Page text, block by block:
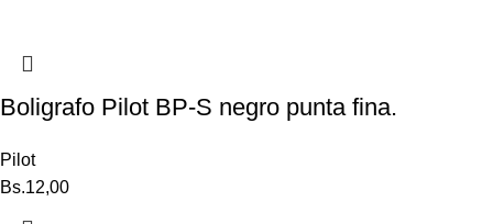
Boligrafo Pilot BP-S negro punta fina.
Pilot
Bs.12,00